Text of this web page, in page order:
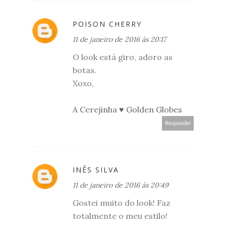
POISON CHERRY
11 de janeiro de 2016 às 20:17
O look está giro, adoro as
botas.
Xoxo,
A Cerejinha ♥ Golden Globes
Responder
INÊS SILVA
11 de janeiro de 2016 às 20:49
Gostei muito do look! Faz
totalmente o meu estilo!